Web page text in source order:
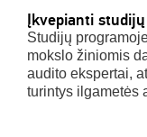
Įkvepianti
Studijų
mokslo žiniomis
audito ekspertai,
turintys ilgametės